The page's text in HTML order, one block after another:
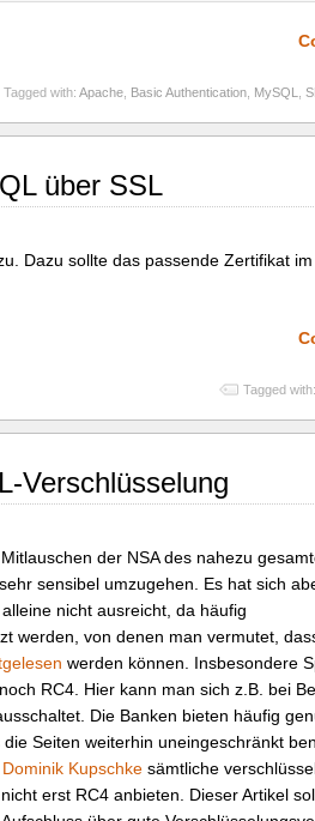
Tagged with: Apache Basic Authentication MySQL
über SSL
Dazu sollte das passende Zertifikat
Tagged with:
Verschlüsselung
der NSA des nahezu
sensibel umzugehen. Es hat sich
nicht ausreicht, da häufig
werden, von denen man vermutet,
werden können. Insbesondere
RC4. Hier kann man sich z.B. bei
Die Banken bieten häufig
Seiten weiterhin uneingeschränkt
Dominik Kupschke sämtliche
erst RC4 anbieten. Dieser Artikel